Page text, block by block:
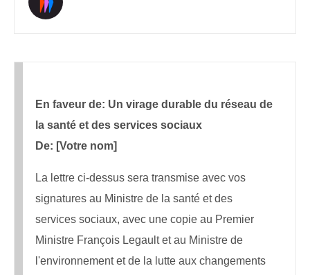
En faveur de: Un virage durable du réseau de
la santé et des services sociaux
De: [Votre nom]
La lettre ci-dessus sera transmise avec vos
signatures au Ministre de la santé et des
services sociaux, avec une copie au Premier
Ministre François Legault et au Ministre de
l'environnement et de la lutte aux changements